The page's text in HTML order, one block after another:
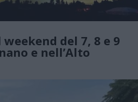
del 7, 8 e 9
e nell’Alto